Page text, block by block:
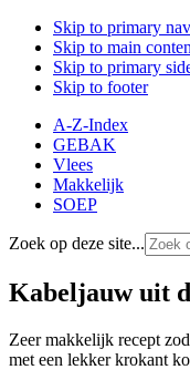
Skip to primary
Skip to main
Skip to primary
Skip to footer
A-Z-Index
GEBAK
Vlees
Makkelijk
SOEP
Zoek op deze site...
Kabeljauw uit
Zeer makkelijk recept
met een lekker krokant